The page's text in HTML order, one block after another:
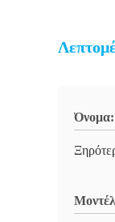
Όνομα: